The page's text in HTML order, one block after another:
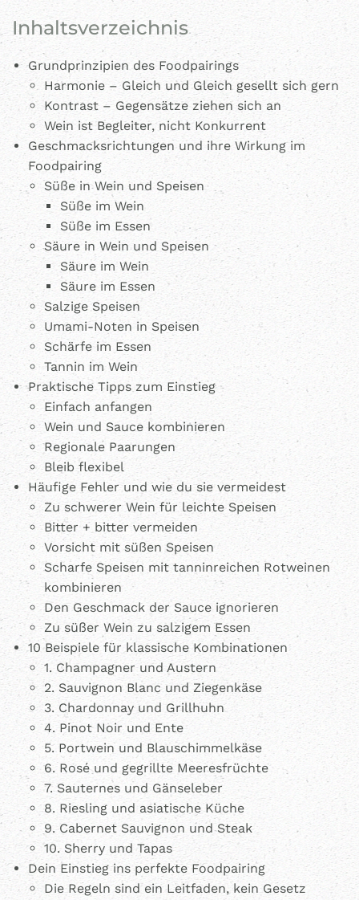
Inhaltsverzeichnis
Grundprinzipien des Foodpairings
Harmonie – Gleich und Gleich gesellt sich gern
Kontrast – Gegensätze ziehen sich an
Wein ist Begleiter, nicht Konkurrent
Geschmacksrichtungen und ihre Wirkung im
Foodpairing
Süße in Wein und Speisen
Süße im Wein
Süße im Essen
Säure in Wein und Speisen
Säure im Wein
Säure im Essen
Salzige Speisen
Umami-Noten in Speisen
Schärfe im Essen
Tannin im Wein
Praktische Tipps zum Einstieg
Einfach anfangen
Wein und Sauce kombinieren
Regionale Paarungen
Bleib flexibel
Häufige Fehler und wie du sie vermeidest
Zu schwerer Wein für leichte Speisen
Bitter + bitter vermeiden
Vorsicht mit süßen Speisen
Scharfe Speisen mit tanninreichen Rotweinen
kombinieren
Den Geschmack der Sauce ignorieren
Zu süßer Wein zu salzigem Essen
10 Beispiele für klassische Kombinationen
1. Champagner und Austern
2. Sauvignon Blanc und Ziegenkäse
3. Chardonnay und Grillhuhn
4. Pinot Noir und Ente
5. Portwein und Blauschimmelkäse
6. Rosé und gegrillte Meeresfrüchte
7. Sauternes und Gänseleber
8. Riesling und asiatische Küche
9. Cabernet Sauvignon und Steak
10. Sherry und Tapas
Dein Einstieg ins perfekte Foodpairing
Die Regeln sind ein Leitfaden, kein Gesetz